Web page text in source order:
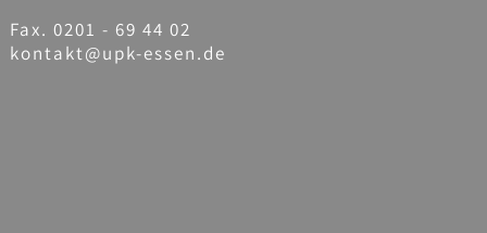
Fax. 0201 - 69 44 02
kontakt@upk-essen.de